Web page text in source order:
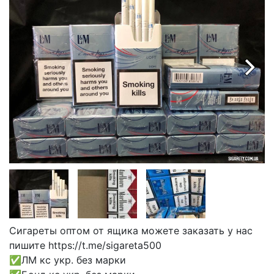
Сигареты оптом от ящика можете заказать у нас
пишите https://t.me/sigareta500
✅ЛМ кс укр. без марки